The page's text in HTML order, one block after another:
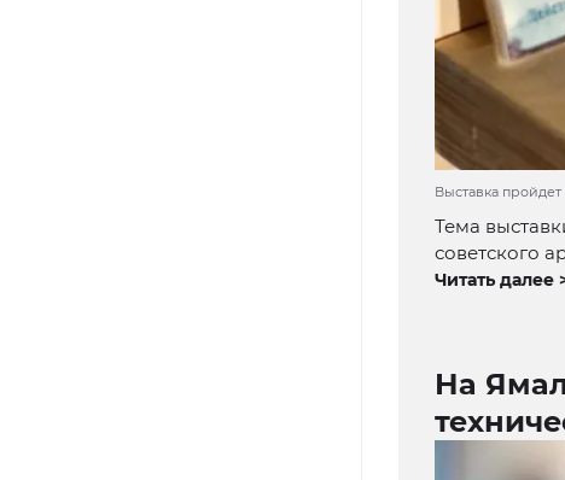
Выставка
Тема
советского
Читать далее
На